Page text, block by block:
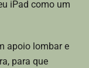
iPad como um
apoio lombar e
para que